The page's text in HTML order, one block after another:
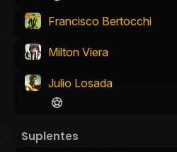
Francisco Bertocchi
Milton Viera
Julio Losada
Suplentes